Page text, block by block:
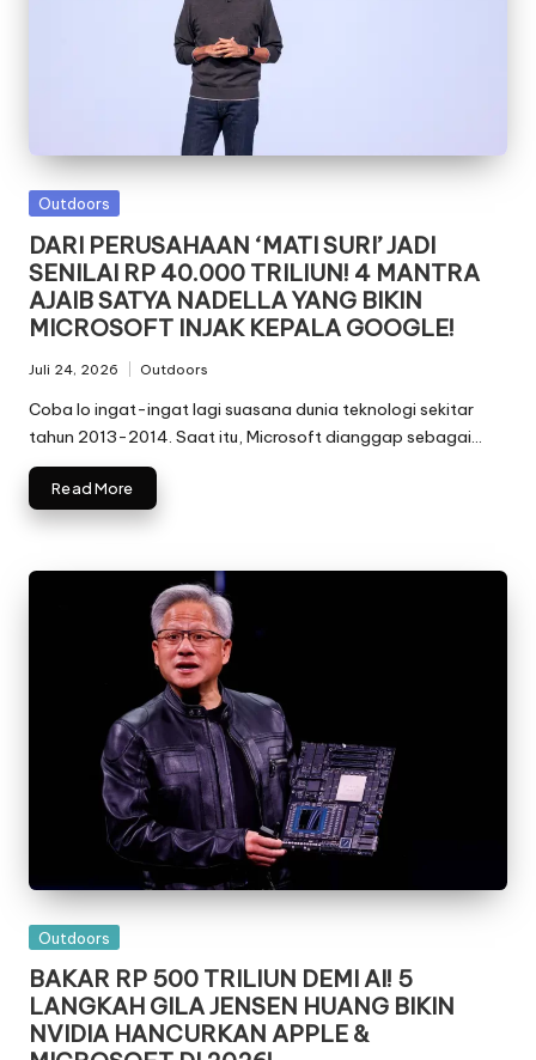
Posted
Outdoors
DARI PERUSAHAAN ‘MATI SURI’ JADI
SENILAI RP 40.000 TRILIUN! 4 MANTRA
AJAIB SATYA NADELLA YANG BIKIN
MICROSOFT INJAK KEPALA GOOGLE!
Juli 24, 2026
Posted
in
Outdoors
Coba lo ingat-ingat lagi suasana dunia teknologi sekitar
tahun 2013-2014. Saat itu, Microsoft dianggap sebagai…
Read More
Posted
Outdoors
BAKAR RP 500 TRILIUN DEMI AI! 5
LANGKAH GILA JENSEN HUANG BIKIN
NVIDIA HANCURKAN APPLE &